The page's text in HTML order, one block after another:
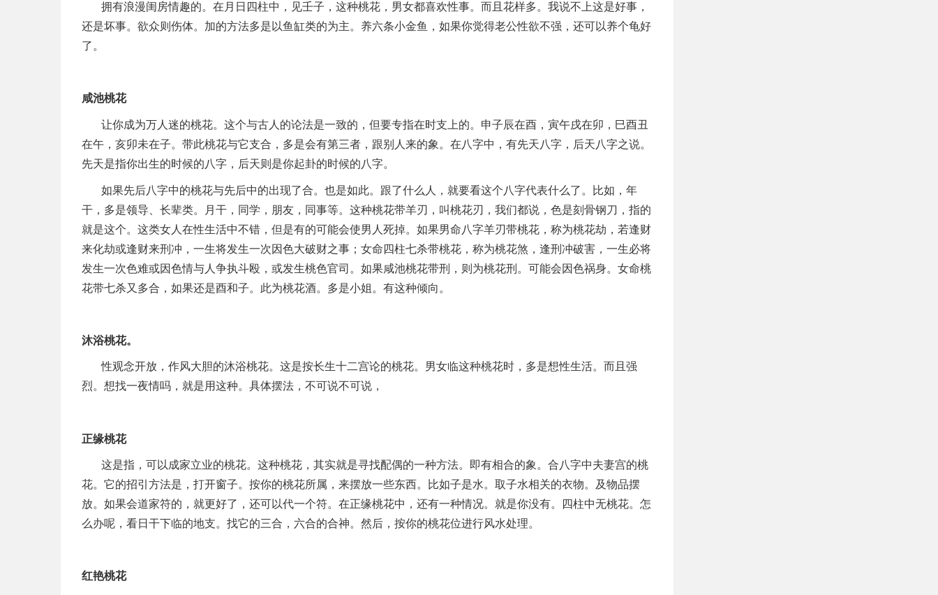
拥有浪漫闺房情趣的。在月日四柱中，见壬子，这种桃花，男女都喜欢性事。而且花样多。我说不上这是好事，
还是坏事。欲众则伤体。加的方法多是以鱼缸类的为主。养六条小金鱼，如果你觉得老公性欲不强，还可以养个龟好
了。
咸池桃花
让你成为万人迷的桃花。这个与古人的论法是一致的，但要专指在时支上的。申子辰在酉，寅午戌在卯，巳酉丑
在午，亥卯未在子。带此桃花与它支合，多是会有第三者，跟别人来的象。在八字中，有先天八字，后天八字之说。
先天是指你出生的时候的八字，后天则是你起卦的时候的八字。
如果先后八字中的桃花与先后中的出现了合。也是如此。跟了什么人，就要看这个八字代表什么了。比如，年
干，多是领导、长辈类。月干，同学，朋友，同事等。这种桃花带羊刃，叫桃花刃，我们都说，色是刻骨钢刀，指的
就是这个。这类女人在性生活中不错，但是有的可能会使男人死掉。如果男命八字羊刃带桃花，称为桃花劫，若逢财
来化劫或逢财来刑冲，一生将发生一次因色大破财之事；女命四柱七杀带桃花，称为桃花煞，逢刑冲破害，一生必将
发生一次色难或因色情与人争执斗殴，或发生桃色官司。如果咸池桃花带刑，则为桃花刑。可能会因色祸身。女命桃
花带七杀又多合，如果还是酉和子。此为桃花酒。多是小姐。有这种倾向。
沐浴桃花。
性观念开放，作风大胆的沐浴桃花。这是按长生十二宫论的桃花。男女临这种桃花时，多是想性生活。而且强
烈。想找一夜情吗，就是用这种。具体摆法，不可说不可说，
正缘桃花
这是指，可以成家立业的桃花。这种桃花，其实就是寻找配偶的一种方法。即有相合的象。合八字中夫妻宫的桃
花。它的招引方法是，打开窗子。按你的桃花所属，来摆放一些东西。比如子是水。取子水相关的衣物。及物品摆
放。如果会道家符的，就更好了，还可以代一个符。在正缘桃花中，还有一种情况。就是你没有。四柱中无桃花。怎
么办呢，看日干下临的地支。找它的三合，六合的合神。然后，按你的桃花位进行风水处理。
红艳桃花